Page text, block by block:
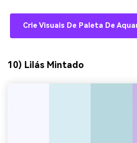
Crie Visuais De Paleta De
10) Lilás Mintado